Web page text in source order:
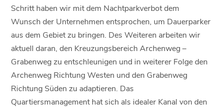
Schritt haben wir mit dem Nachtparkverbot dem
Wunsch der Unternehmen entsprochen, um Dauerparker
aus dem Gebiet zu bringen. Des Weiteren arbeiten wir
aktuell daran, den Kreuzungsbereich Archenweg –
Grabenweg zu entschleunigen und in weiterer Folge den
Archenweg Richtung Westen und den Grabenweg
Richtung Süden zu adaptieren. Das
Quartiersmanagement hat sich als idealer Kanal von den